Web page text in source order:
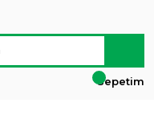
Sepetim